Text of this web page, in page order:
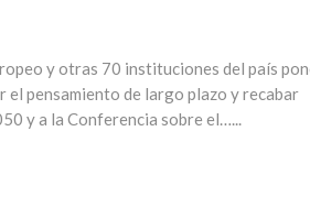
y otras 70 instituciones del país
pensamiento de largo plazo y recabar
y a la Conferencia sobre el…...